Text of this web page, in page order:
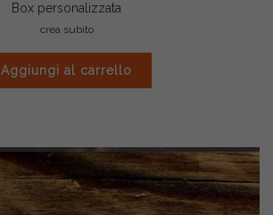
Box personalizzata
crea subito
Aggiungi al carrello